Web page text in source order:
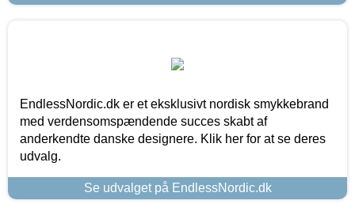
EndlessNordic.dk er et eksklusivt nordisk smykkebrand
med verdensomspændende succes skabt af
anderkendte danske designere. Klik her for at se deres
udvalg.
Se udvalget på EndlessNordic.dk